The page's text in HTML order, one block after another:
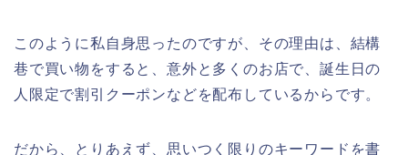
このように私自身思ったのですが、その理由は、結構
巷で買い物をすると、意外と多くのお店で、誕生日の
人限定で割引クーポンなどを配布しているからです。
だから、とりあえず、思いつく限りのキーワードを書